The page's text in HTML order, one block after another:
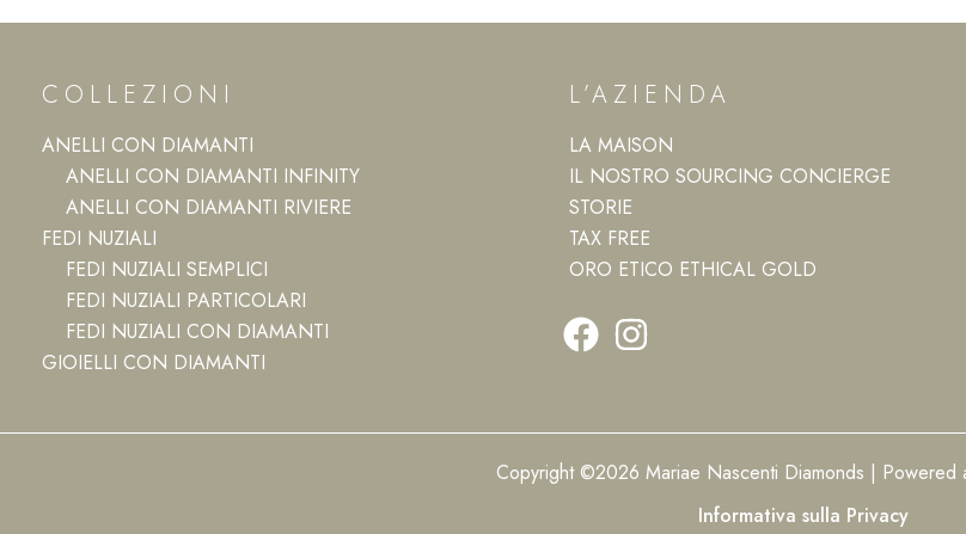
COLLEZIONI
ANELLI CON DIAMANTI
ANELLI CON DIAMANTI INFINITY
ANELLI CON DIAMANTI RIVIERE
FEDI NUZIALI
FEDI NUZIALI SEMPLICI
FEDI NUZIALI PARTICOLARI
FEDI NUZIALI CON DIAMANTI
GIOIELLI CON DIAMANTI
L’AZIENDA
LA MAISON
IL NOSTRO SOURCING CONCIERGE
STORIE
TAX FREE
ORO ETICO ETHICAL GOLD
Copyright ©2026 Mariae Nascenti Diamonds | Powered
Informativa sulla Privacy